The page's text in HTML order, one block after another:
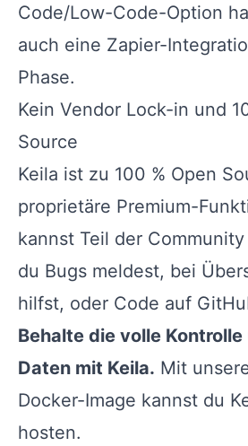
Code/Low-Code-Option
auch eine Zapier-
Phase.
Kein Vendor Lock-in und
Source
Keila ist zu 100 % Open
proprietäre Premium-
kannst Teil der
du Bugs meldest, bei
hilfst, oder Code auf
Behalte die volle
Daten mit Keila. Mit
Docker-Image kannst du
hosten.